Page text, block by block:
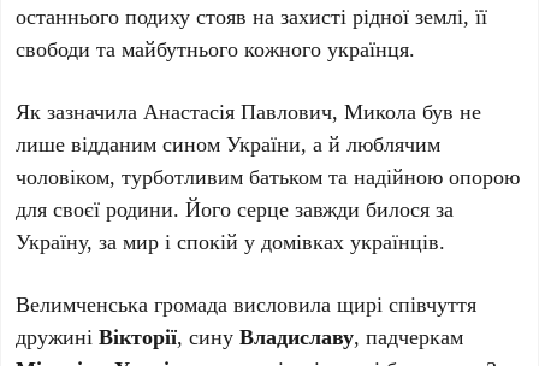
останнього подиху стояв на захисті рідної землі, її
свободи та майбутнього кожного українця.
Як зазначила Анастасія Павлович, Микола був не
лише відданим сином України, а й люблячим
чоловіком, турботливим батьком та надійною опорою
для своєї родини. Його серце завжди билося за
Україну, за мир і спокій у домівках українців.
Велимченська громада висловила щирі співчуття
дружиніВікторії, синуВладиславу, падчеркам